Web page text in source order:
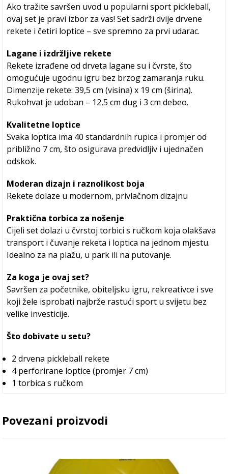
Ako tražite savršen uvod u popularni sport pickleball,
ovaj set je pravi izbor za vas! Set sadrži dvije drvene
rekete i četiri loptice – sve spremno za prvi udarac.
Lagane i izdržljive rekete
Rekete izrađene od drveta lagane su i čvrste, što
omogućuje ugodnu igru bez brzog zamaranja ruku.
Dimenzije rekete: 39,5 cm (visina) x 19 cm (širina).
Rukohvat je udoban – 12,5 cm dug i 3 cm debeo.
Kvalitetne loptice
Svaka loptica ima 40 standardnih rupica i promjer od
približno 7 cm, što osigurava predvidljiv i ujednačen
odskok.
Moderan dizajn i raznolikost boja
Rekete dolaze u modernom, privlačnom dizajnu
Praktična torbica za nošenje
Cijeli set dolazi u čvrstoj torbici s ručkom koja olakšava
transport i čuvanje reketa i loptica na jednom mjestu.
Idealno za na plažu, u park ili na putovanje.
Za koga je ovaj set?
Savršen za početnike, obiteljsku igru, rekreativce i sve
koji žele isprobati najbrže rastući sport u svijetu bez
velike investicije.
Što dobivate u setu?
2 drvena pickleball rekete
4 perforirane loptice (promjer 7 cm)
1 torbica s ručkom
Povezani proizvodi